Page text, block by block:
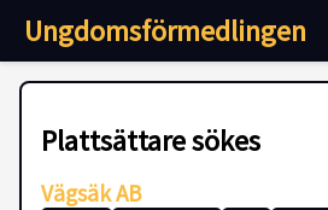
Ungdomsförmedlingen
Plattsättare sökes
Vägsäk AB